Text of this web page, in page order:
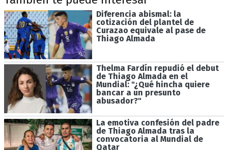
Diferencia abismal: la
cotización del plantel de
Curazao equivale al pase de
Thiago Almada
Thelma Fardín repudió el debut
de Thiago Almada en el
Mundial: "¿Qué hincha quiere
bancar a un presunto
abusador?"
La emotiva confesión del padre
de Thiago Almada tras la
convocatoria al Mundial de
Qatar